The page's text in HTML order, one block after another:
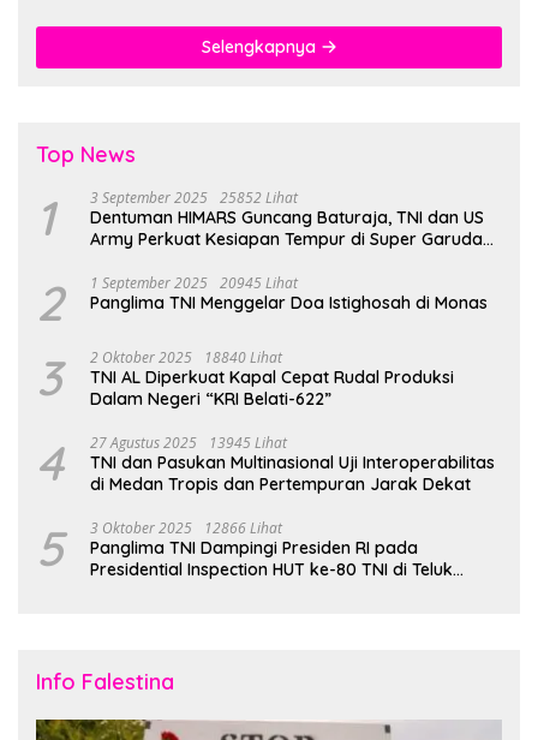
Selengkapnya
Top News
1 3 September 2025 25852 Lihat
Dentuman HIMARS Guncang Baturaja, TNI dan US
Army Perkuat Kesiapan Tempur di Super Garuda
2 1 September 2025 20945 Lihat
Panglima TNI Menggelar Doa Istighosah di Monas
3 2 Oktober 2025 18840 Lihat
TNI AL Diperkuat Kapal Cepat Rudal Produksi
Dalam Negeri “KRI Belati-622”
4 27 Agustus 2025 13945 Lihat
TNI dan Pasukan Multinasional Uji Interoperabilitas
di Medan Tropis dan Pertempuran Jarak Dekat
5 3 Oktober 2025 12866 Lihat
Panglima TNI Dampingi Presiden RI pada
Presidential Inspection HUT ke-80 TNI di Teluk
Info Falestina